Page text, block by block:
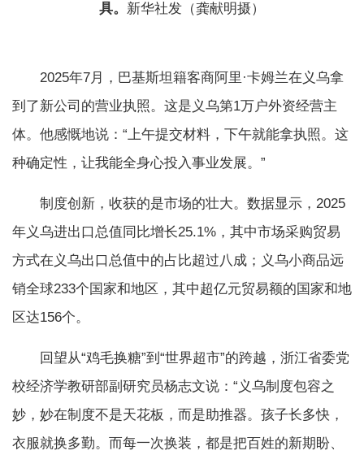
具。 新华社发（龚献明摄）
2025年7月，巴基斯坦籍客商阿里·卡姆兰在义乌拿
到了新公司的营业执照。这是义乌第1万户外资经营主
体。他感慨地说：“上午提交材料，下午就能拿执照。这
种确定性，让我能全身心投入事业发展。”
制度创新，收获的是市场的壮大。数据显示，2025
年义乌进出口总值同比增长25.1%，其中市场采购贸易
方式在义乌出口总值中的占比超过八成；义乌小商品远
销全球233个国家和地区，其中超亿元贸易额的国家和地
区达156个。
回望从“鸡毛换糖”到“世界超市”的跨越，浙江省委党
校经济学教研部副研究员杨志文说：“义乌制度包容之
妙，妙在制度不是天花板，而是助推器。孩子长多快，
衣服就换多勤。而每一次换装，都是把百姓的新期盼、